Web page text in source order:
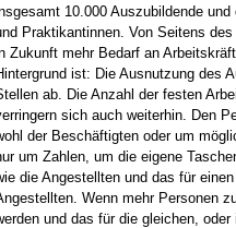
10.000 Auszubildende
Praktikantinnen. Von Seitens
Zukunft mehr Bedarf an
ist: Die Ausnutzung des
ab. Die Anzahl der festen
sich auch weiterhin. Den
der Beschäftigten oder um
um Zahlen, um die eigene
die Angestellten und das für
Wenn mehr Personen
und das für die gleichen,